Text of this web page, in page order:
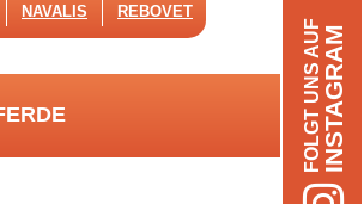
NAVALIS REBOVET
FOLGT UNS AUFINSTAGRAM